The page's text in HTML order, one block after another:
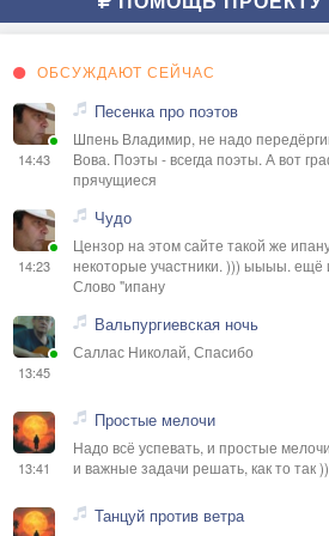
ОБСУЖДАЮТ СЕЙЧАС
14:43
Песенка про поэтов
Шпень Владимир, не надо
Вова. Поэты - всегда поэты. А вот
прячущиеся
14:23
Чудо
Цензор на этом сайте такой же
некоторые участники. ))) ыыыы. ещё
Слово "ипану
13:45
Вальпургиевская ночь
Саллас Николай, Спасибо
13:41
Простые мелочи
Надо всё успевать, и простые
и важные задачи решать, как то так
Танцуй против ветра